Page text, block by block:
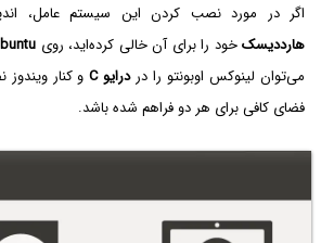
اگر در مورد نصب کردن این سیستم عامل،
هارددیسکخود را برای آن خالی کرده‌اید، روی
می‌توان لینوکس اوبونتو را دردرایو C و کنار
فضای کافی برای هر دو فراهم شده باشد.